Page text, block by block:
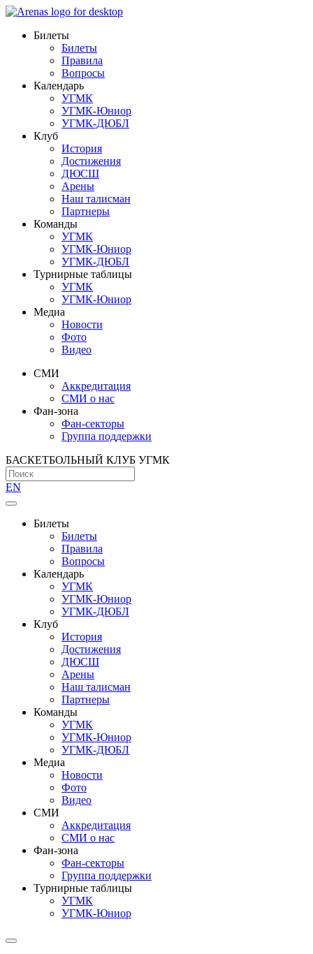
Билеты
Билеты
Правила
Вопросы
Календарь
УГМК
УГМК-Юниор
УГМК-ДЮБЛ
Клуб
История
Достижения
ДЮСШ
Арены
Наш талисман
Партнеры
Команды
УГМК
УГМК-Юниор
УГМК-ДЮБЛ
Турнирные таблицы
УГМК
УГМК-Юниор
Медиа
Новости
Фото
Видео
СМИ
Аккредитация
СМИ о нас
Фан-зона
Фан-секторы
Группа поддержки
БАСКЕТБОЛЬНЫЙ КЛУБ УГМК
EN
Билеты
Билеты
Правила
Вопросы
Календарь
УГМК
УГМК-Юниор
УГМК-ДЮБЛ
Клуб
История
Достижения
ДЮСШ
Арены
Наш талисман
Партнеры
Команды
УГМК
УГМК-Юниор
УГМК-ДЮБЛ
Медиа
Новости
Фото
Видео
СМИ
Аккредитация
СМИ о нас
Фан-зона
Фан-секторы
Группа поддержки
Турнирные таблицы
УГМК
УГМК-Юниор